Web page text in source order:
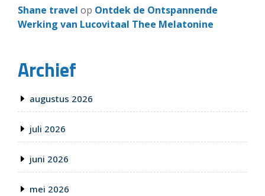
Shane travel op Ontdek de Ontspannende
Werking van Lucovitaal Thee Melatonine
Archief
augustus 2026
juli 2026
juni 2026
mei 2026